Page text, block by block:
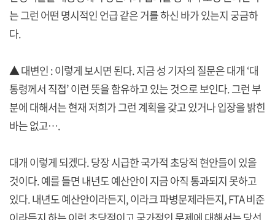
는 그런 어떤 명시적인 언급 같은 거를 하신 바가 있는지 궁금하
다.
▲ 대변인 : 이렇게 보시면 된다. 지금 성 기자의 질문은 대개 ‘대
통령께서 직접’ 이런 뜻을 함유하고 있는 것으로 보인다. 그런 부
분에 대해서는 현재 저희가 그런 계획을 갖고 있거나 입장을 밝힌
바는 없고….
대개 이렇게 되겠다. 당장 시급한 국가적 초당적 현안들이 있을
것이다. 예를 들면 내년도 예산안이 지금 아직 통과되지 못하고
있다. 내년도 예산안이라든지, 이라크 파병문제라든지, FTA 비준